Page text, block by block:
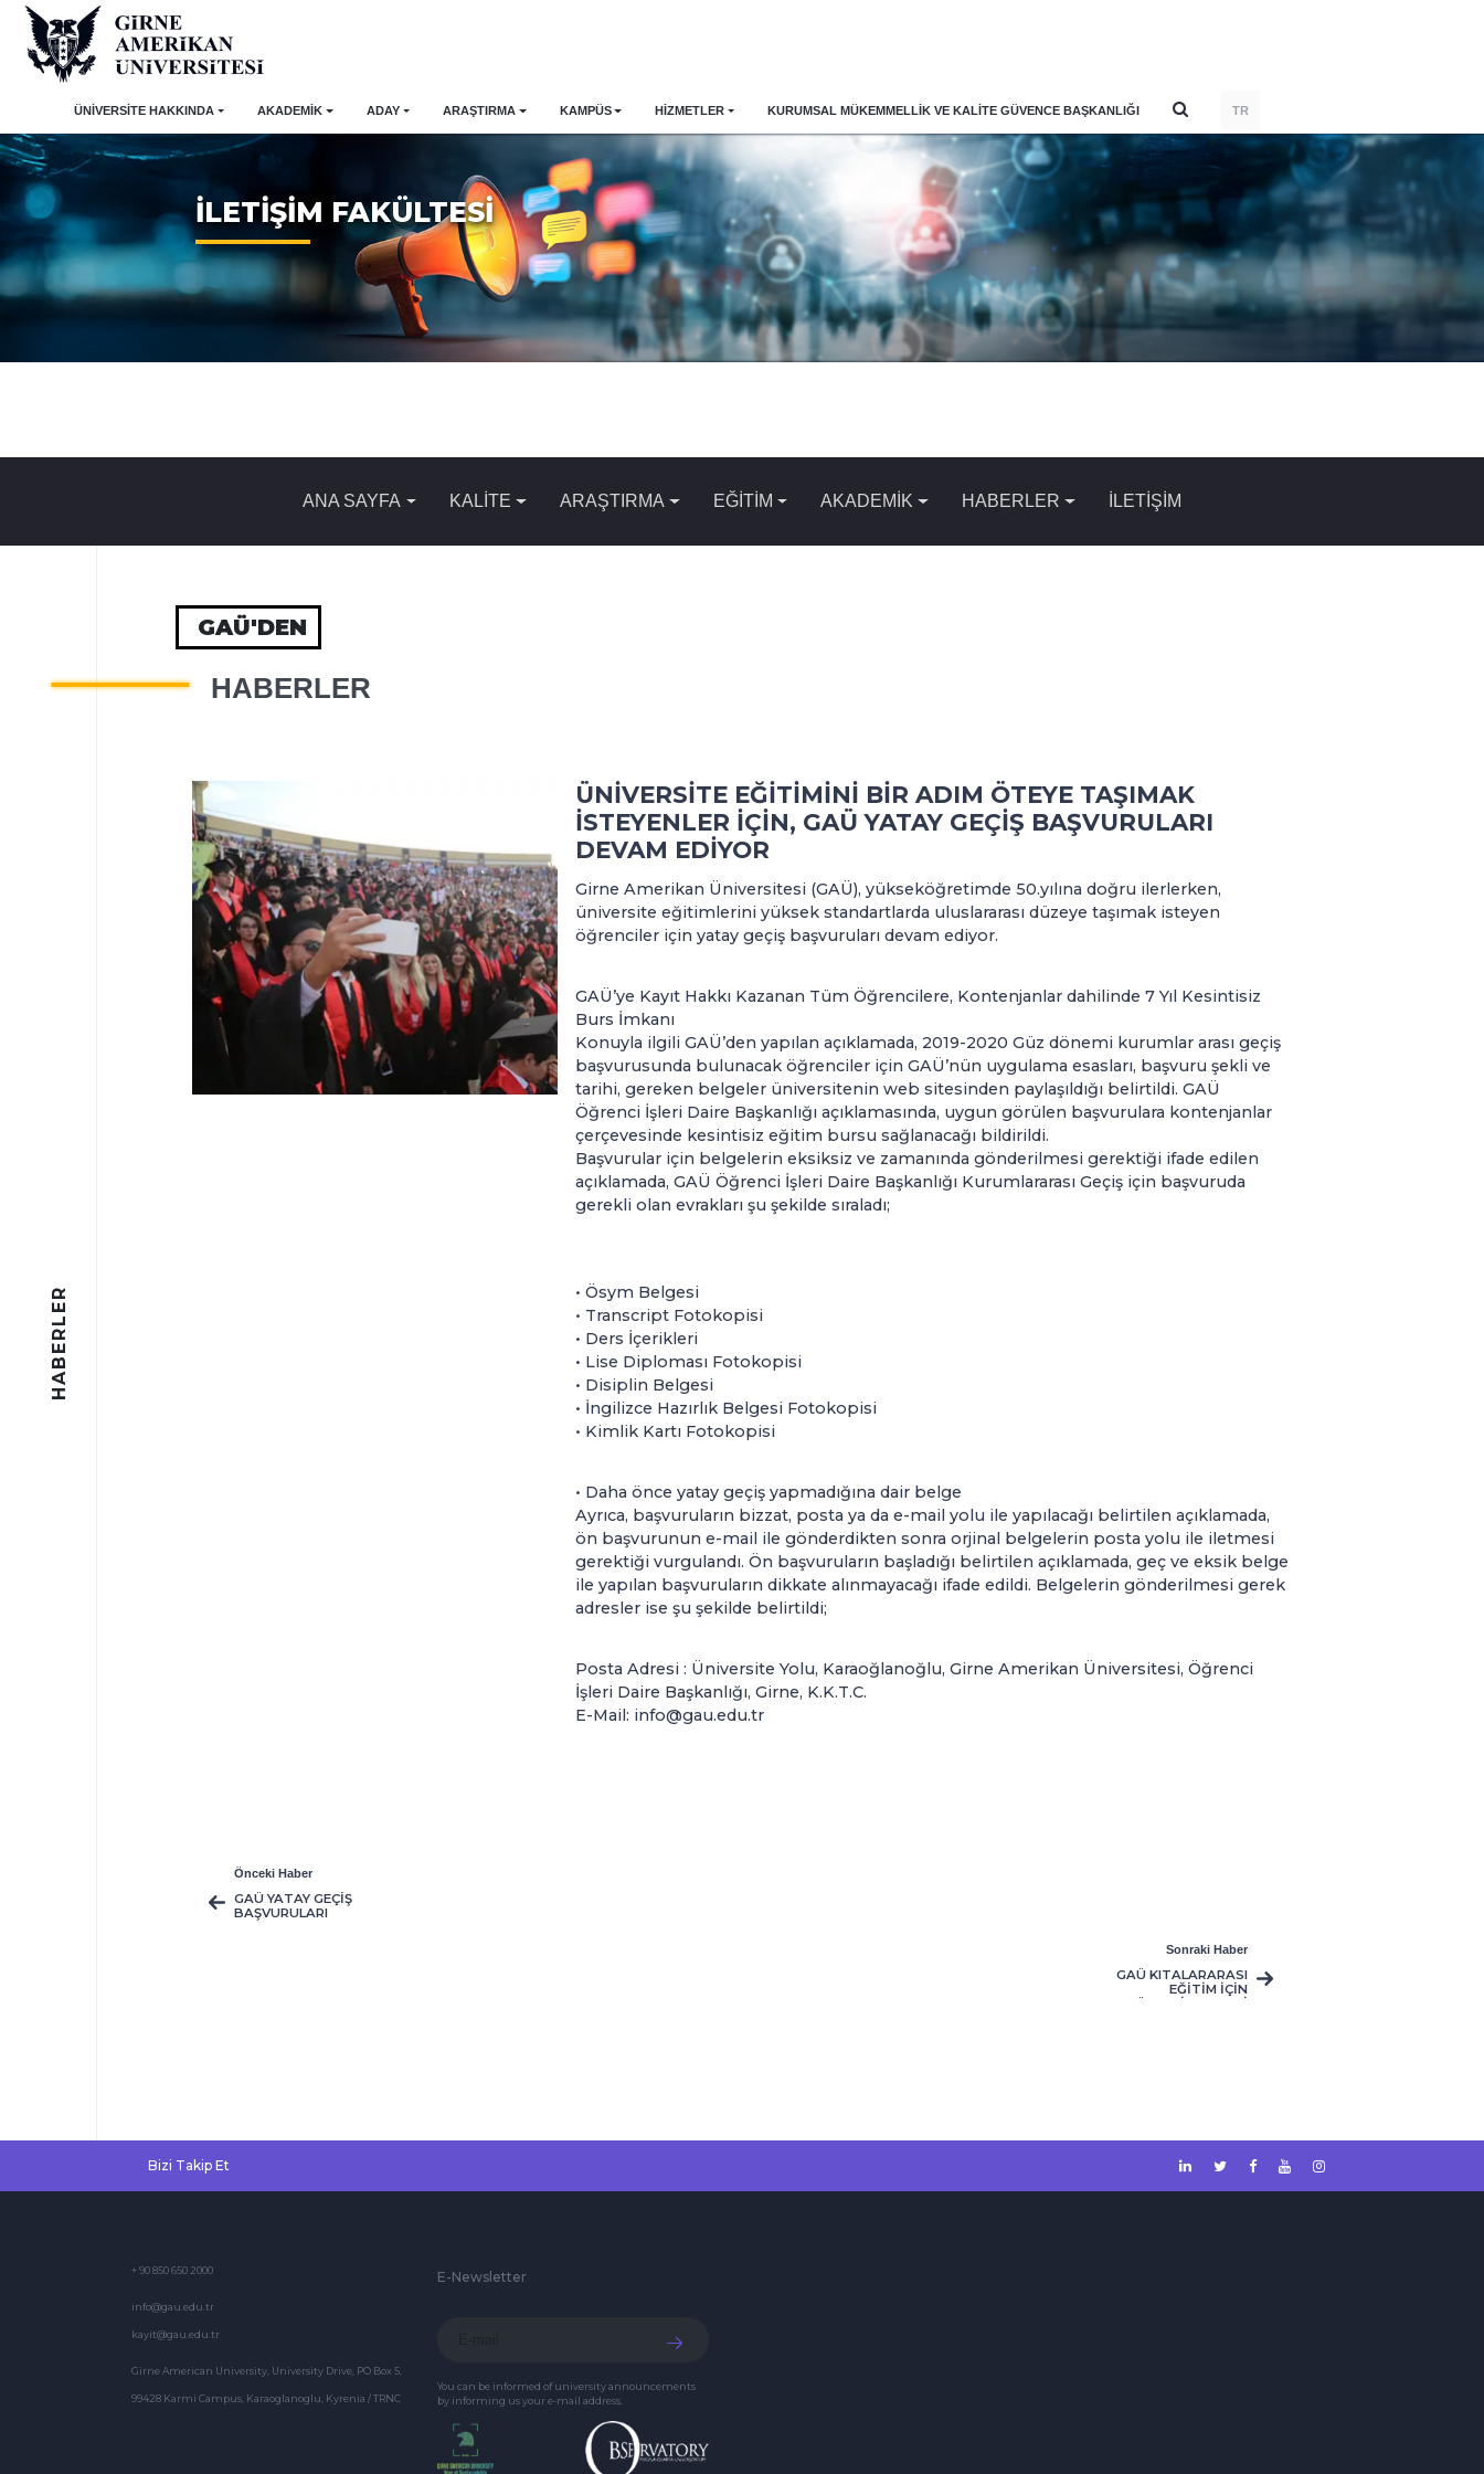
ÜNİVERSİTE HAKKINDA AKADEMİK ADAY ARAŞTIRMA KAMPÜS HİZMETLER KURUMSAL MÜKEMMELLIK VE KALITE GÜVENCE BAŞKANLIĞI TR
İLETİŞİM FAKÜLTESİ
ANA SAYFA KALİTE ARAŞTIRMA EĞİTİM AKADEMİK HABERLER İLETİŞİM
HABERLER
GAÜ'DEN
HABERLER
ÜNİVERSİTE EĞİTİMİNİ BİR ADIM ÖTEYE TAŞIMAK
İSTEYENLER İÇİN, GAÜ YATAY GEÇİŞ BAŞVURULARI
DEVAM EDİYOR
Girne Amerikan Üniversitesi (GAÜ), yükseköğretimde 50.yılına doğru ilerlerken,
üniversite eğitimlerini yüksek standartlarda uluslararası düzeye taşımak isteyen
öğrenciler için yatay geçiş başvuruları devam ediyor.
GAÜ’ye Kayıt Hakkı Kazanan Tüm Öğrencilere, Kontenjanlar dahilinde 7 Yıl Kesintisiz
Burs İmkanı
Konuyla ilgili GAÜ’den yapılan açıklamada, 2019-2020 Güz dönemi kurumlar arası geçiş
başvurusunda bulunacak öğrenciler için GAÜ’nün uygulama esasları, başvuru şekli ve
tarihi, gereken belgeler üniversitenin web sitesinden paylaşıldığı belirtildi. GAÜ
Öğrenci İşleri Daire Başkanlığı açıklamasında, uygun görülen başvurulara kontenjanlar
çerçevesinde kesintisiz eğitim bursu sağlanacağı bildirildi.
Başvurular için belgelerin eksiksiz ve zamanında gönderilmesi gerektiği ifade edilen
açıklamada, GAÜ Öğrenci İşleri Daire Başkanlığı Kurumlararası Geçiş için başvuruda
gerekli olan evrakları şu şekilde sıraladı;
• Ösym Belgesi
• Transcript Fotokopisi
• Ders İçerikleri
• Lise Diploması Fotokopisi
• Disiplin Belgesi
• İngilizce Hazırlık Belgesi Fotokopisi
• Kimlik Kartı Fotokopisi
• Daha önce yatay geçiş yapmadığına dair belge
Ayrıca, başvuruların bizzat, posta ya da e-mail yolu ile yapılacağı belirtilen açıklamada,
ön başvurunun e-mail ile gönderdikten sonra orjinal belgelerin posta yolu ile iletmesi
gerektiği vurgulandı. Ön başvuruların başladığı belirtilen açıklamada, geç ve eksik belge
ile yapılan başvuruların dikkate alınmayacağı ifade edildi. Belgelerin gönderilmesi gerek
adresler ise şu şekilde belirtildi;
Posta Adresi : Üniversite Yolu, Karaoğlanoğlu, Girne Amerikan Üniversitesi, Öğrenci
İşleri Daire Başkanlığı, Girne, K.K.T.C.
E-Mail: info@gau.edu.tr
Önceki Haber
GAÜ YATAY GEÇİŞ
BAŞVURULARI
Sonraki Haber
GAÜ KITALARARASI
EĞİTİM İÇİN
Bizi Takip Et
+ 90 850 650 2000
info@gau.edu.tr
kayit@gau.edu.tr
Girne American University, University Drive, PO Box 5,
99428 Karmi Campus, Karaoglanoglu, Kyrenia / TRNC
E-Newsletter
You can be informed of university announcements
by informing us your e-mail address.